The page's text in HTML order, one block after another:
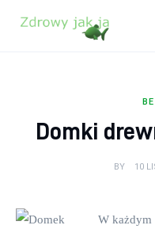
Zdrowy jak
Domki
BY 10
W każdym